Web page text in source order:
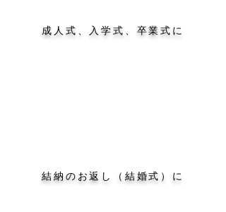
成人式、入学式、卒業式に
結納のお返し（結婚式）に